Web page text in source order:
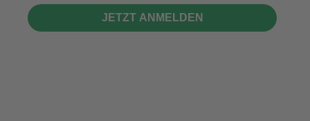
JETZT ANMELDEN